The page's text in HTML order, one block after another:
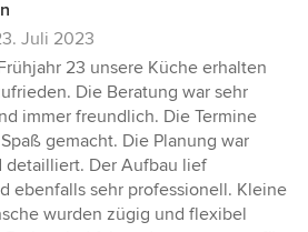
Juli 2023
23 unsere Küche erhalten
Die Beratung war sehr
immer freundlich. Die Termine
gemacht. Die Planung war
detailliert. Der Aufbau lief
ebenfalls sehr professionell. Kleine
wurden zügig und flexibel